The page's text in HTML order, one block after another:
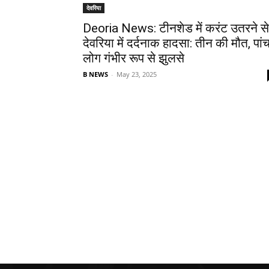
देवरिया
Deoria News: टीनशेड में करंट उतरने से
देवरिया में दर्दनाक हादसा: तीन की मौत,
लोग गंभीर रूप से झुलसे
B NEWS - May 23, 2025